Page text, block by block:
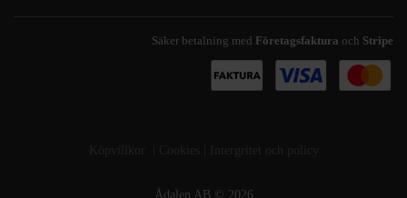
Säker betalning med Företagsfaktura och Stripe
Ådalen AB © 2026